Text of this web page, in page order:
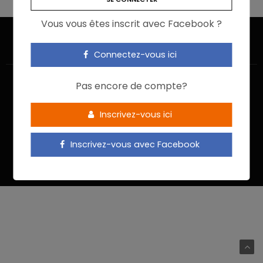
Vous vous êtes inscrit avec Facebook ?
Connectez-vous ici
Pas encore de compte?
Inscrivez-vous ici
Inscrivez-vous avec Facebook
ACCUEIL JE M’INSCRIS
NOUS CONTACTER
MENTIONS LÉGALES
POLITIQUE DE CONFIDENTIALITÉ
Food In Action © 2022